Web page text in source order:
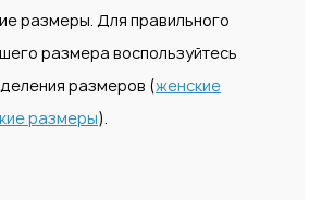
размеры. Для правильного
размера воспользуйтесь
размеров (женские
размеры).